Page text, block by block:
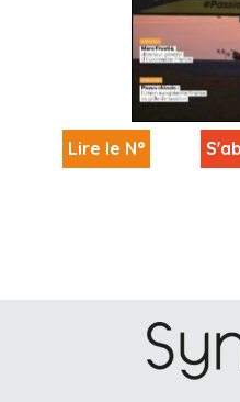
Lire le N°